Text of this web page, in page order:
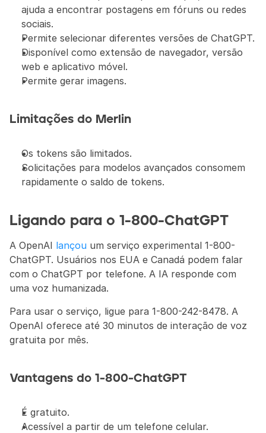
ajuda a encontrar postagens em fóruns ou redes
sociais.
Permite selecionar diferentes versões de ChatGPT.
Disponível como extensão de navegador, versão
web e aplicativo móvel.
Permite gerar imagens.
Limitações do Merlin
Os tokens são limitados.
Solicitações para modelos avançados consomem
rapidamente o saldo de tokens.
Ligando para o 1-800-ChatGPT
A OpenAI lançou um serviço experimental 1-800-
ChatGPT. Usuários nos EUA e Canadá podem falar
com o ChatGPT por telefone. A IA responde com
uma voz humanizada.
Para usar o serviço, ligue para 1-800-242-8478. A
OpenAI oferece até 30 minutos de interação de voz
gratuita por mês.
Vantagens do 1-800-ChatGPT
É gratuito.
Acessível a partir de um telefone celular.